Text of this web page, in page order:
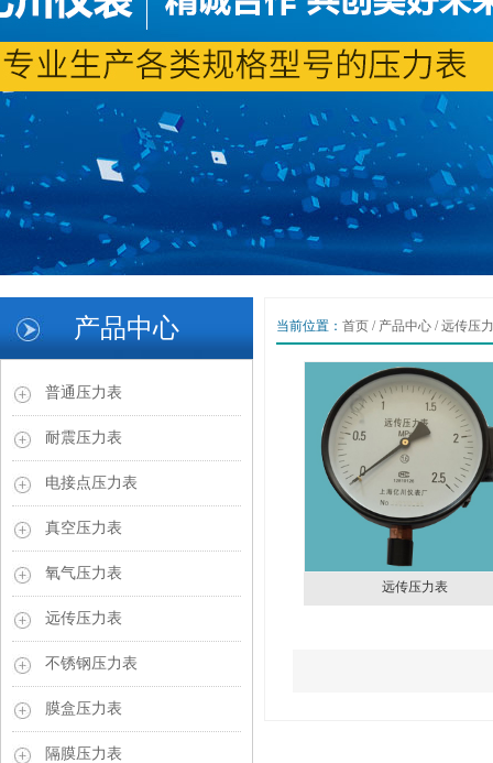
产品中心
普通压力表
耐震压力表
电接点压力表
真空压力表
氧气压力表
远传压力表
不锈钢压力表
膜盒压力表
隔膜压力表
当前位置： 首页 / 产品中心 /远传压
远传压力表